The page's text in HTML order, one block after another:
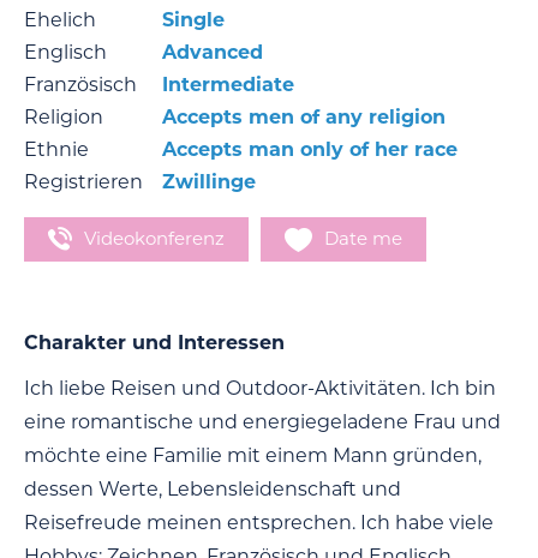
Ehelich
Single
Englisch
Advanced
Französisch
Intermediate
Religion
Accepts men of any religion
Ethnie
Accepts man only of her race
Registrieren
Zwillinge
Videokonferenz Date me
Charakter und Interessen
Ich liebe Reisen und Outdoor-Aktivitäten. Ich bin
eine romantische und energiegeladene Frau und
möchte eine Familie mit einem Mann gründen,
dessen Werte, Lebensleidenschaft und
Reisefreude meinen entsprechen. Ich habe viele